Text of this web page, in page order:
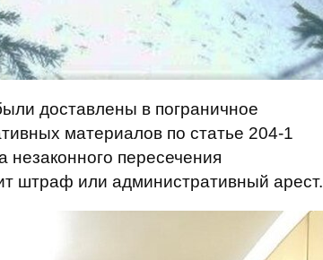
доставлены в пограничное
материалов по статье 204-1
пересечения
штраф или административный арест.